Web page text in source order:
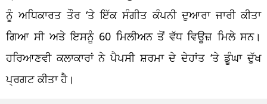
ਨੂੰ ਅਧਿਕਾਰਤ ਤੌਰ ‘ਤੇ ਇੱਕ ਸੰਗੀਤ ਕੰਪਨੀ ਦੁਆਰਾ ਜਾਰੀ ਕੀਤਾ
ਗਿਆ ਸੀ ਅਤੇ ਇਸਨੂੰ 60 ਮਿਲੀਅਨ ਤੋਂ ਵੱਧ ਵਿਊਜ਼ ਮਿਲੇ ਸਨ।
ਹਰਿਆਣਵੀ ਕਲਾਕਾਰਾਂ ਨੇ ਪੈਪਸੀ ਸ਼ਰਮਾ ਦੇ ਦੇਹਾਂਤ ‘ਤੇ ਡੂੰਘਾ ਦੁੱਖ
ਪ੍ਰਗਟ ਕੀਤਾ ਹੈ।